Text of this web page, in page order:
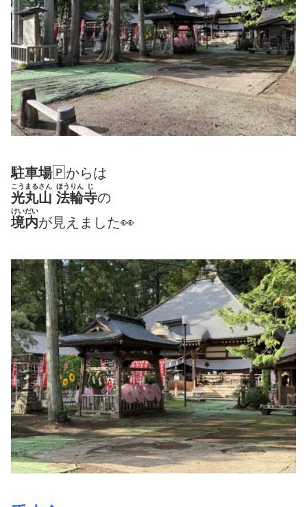
駐車場🄿からは
光丸山
こうまるさん
法輪
ほうりん
寺
じ
の
境内
けいだい
が見えました👀